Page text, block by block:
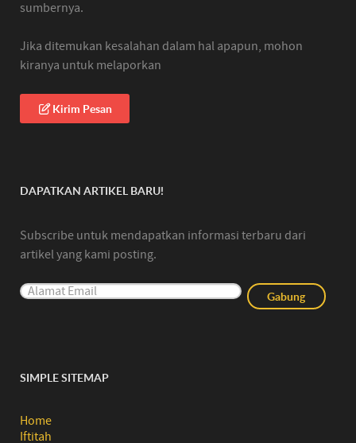
sumbernya.
Jika ditemukan kesalahan dalam hal apapun, mohon
kiranya untuk melaporkan
Kirim Pesan
DAPATKAN ARTIKEL BARU!
Subscribe untuk mendapatkan informasi terbaru dari
artikel yang kami posting.
SIMPLE SITEMAP
Home
Iftitah